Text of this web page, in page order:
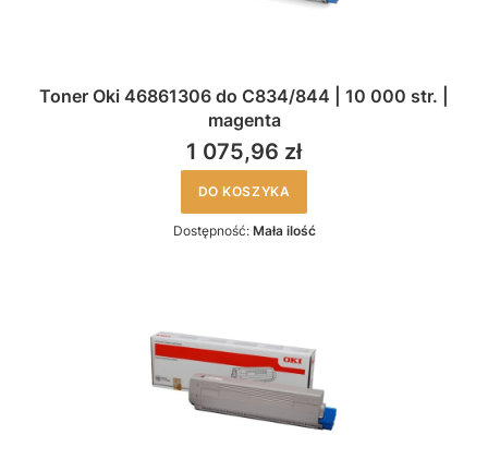
Toner Oki 46861306 do C834/844 | 10 000 str. |
magenta
1 075,96 zł
DO KOSZYKA
Dostępność: Mała ilość